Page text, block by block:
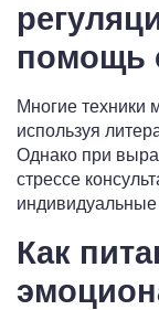
помощь
Многие техники
используя
Однако при
стрессе
Как